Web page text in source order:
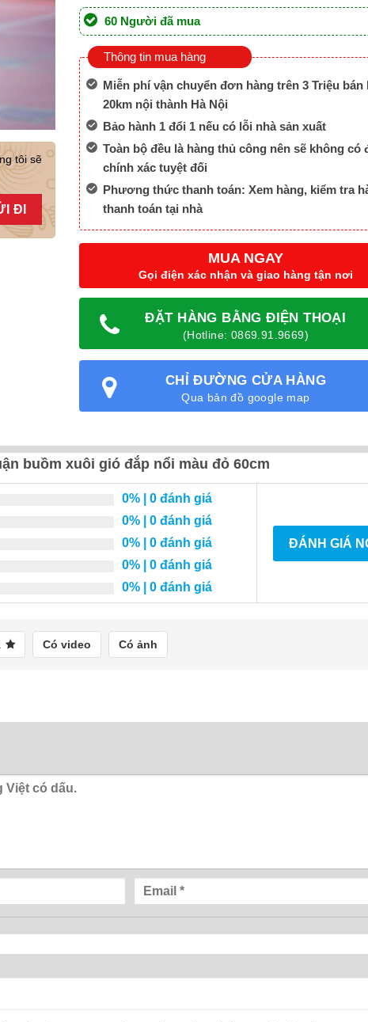
tôi sẽ
60 Người đã mua
Thông tin mua hàng
Miễn phí vận chuyển đơn hàng trên 3 Triệu bán
20km nội thành Hà Nội
Bảo hành 1 đổi 1 nếu có lỗi nhà sản xuất
Toàn bộ đều là hàng thủ công nên sẽ không có
chính xác tuyệt đối
Phương thức thanh toán: Xem hàng, kiểm tra
thanh toán tại nhà
MUA NGAY
Gọi điện xác nhận và giao hàng tận nơi
ĐẶT HÀNG BẰNG ĐIỆN THOẠI
(Hotline: 0869.91.9669)
CHỈ ĐƯỜNG CỬA HÀNG
Qua bản đồ google map
buồm xuôi gió đắp nổi màu đỏ 60cm
0% | 0 đánh giá
0% | 0 đánh giá
0% | 0 đánh giá
0% | 0 đánh giá
0% | 0 đánh giá
ĐÁNH GIÁ
Có video Có ảnh